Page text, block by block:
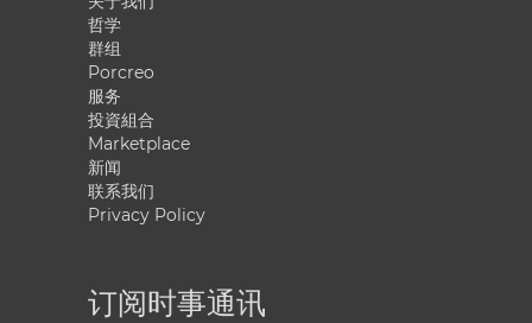
哲学
群组
Porcreo
服务
投資組合
Marketplace
新闻
联系我们
Privacy Policy
订阅时事通讯